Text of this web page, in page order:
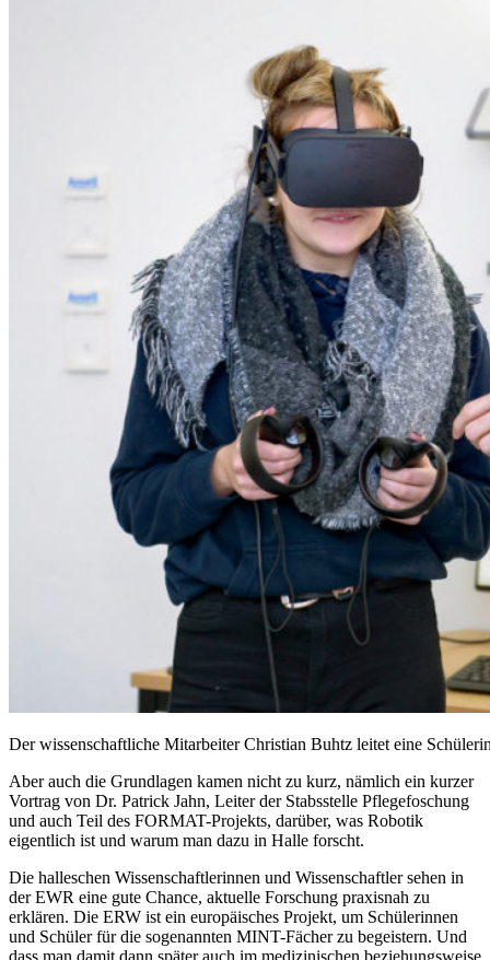
Der wissenschaftliche Mitarbeiter Christian Buhtz leitet eine
Aber auch die Grundlagen kamen nicht zu kurz, nämlich ein kurzer
Vortrag von Dr. Patrick Jahn, Leiter der Stabsstelle Pflegefoschung
und auch Teil des FORMAT-Projekts, darüber, was Robotik
eigentlich ist und warum man dazu in Halle forscht.
Die halleschen Wissenschaftlerinnen und Wissenschaftler sehen in
der EWR eine gute Chance, aktuelle Forschung praxisnah zu
erklären. Die ERW ist ein europäisches Projekt, um Schülerinnen
und Schüler für die sogenannten MINT-Fächer zu begeistern. Und
dass man damit dann später auch im medizinischen beziehungsweise